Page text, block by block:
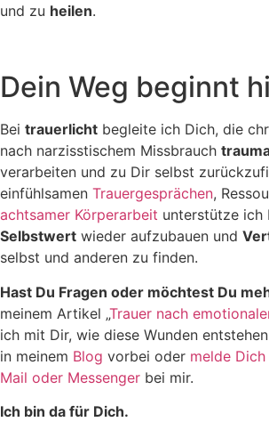
und zu heilen.
Dein Weg beginnt
Bei trauerlicht begleite ich Dich, die
nach narzisstischem Missbrauch
verarbeiten und zu Dir selbst
einfühlsamen Trauergesprächen,
achtsamer Körperarbeit unterstütze ich
Selbstwert wieder aufzubauen und
selbst und anderen zu finden.
Hast Du Fragen oder möchtest Du
meinem Artikel „Trauer nach
ich mit Dir, wie diese Wunden
in meinem Blog vorbei oder melde
Mail oder Messenger bei mir.
Ich bin da für Dich.